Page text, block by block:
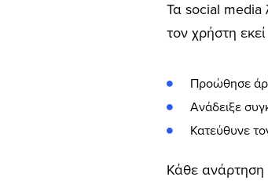
Τα social media
τον χρήστη
Προώθησε
Ανάδειξε
Κατεύθυνε
Κάθε ανάρτηση